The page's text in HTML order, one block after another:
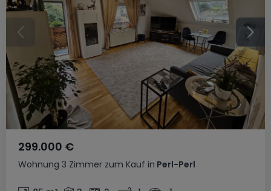
Wohnung 3 Zimmer zum Kauf in Perl-Perl
299.000 €